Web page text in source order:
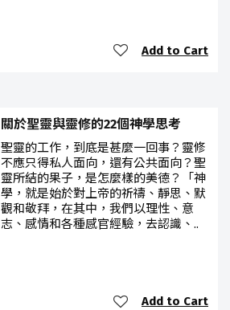
Add to Cart
關於聖靈與靈修的22個神學思考​
聖靈的工作，到底是甚麼一回事？靈修
不應只得私人面向，還有公共面向？聖
靈所結的果子，是怎麼樣的美德？「神
學，就是始於對上帝的祈禱、靜思、默
觀和敬拜，在其中，我們以理性、意
志、感情和各種感官經驗，去認識、..
Add to Cart